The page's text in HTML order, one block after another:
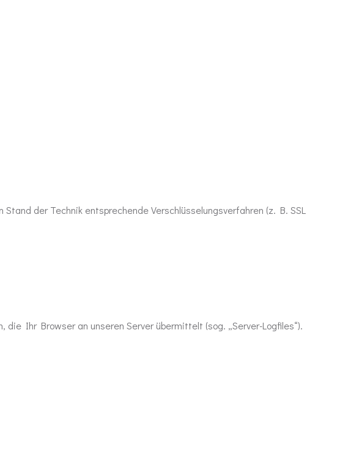
der Technik entsprechende Verschlüsselungsverfahren (z. B. SSL
Ihr Browser an unseren Server übermittelt (sog. „Server-Logfiles“).